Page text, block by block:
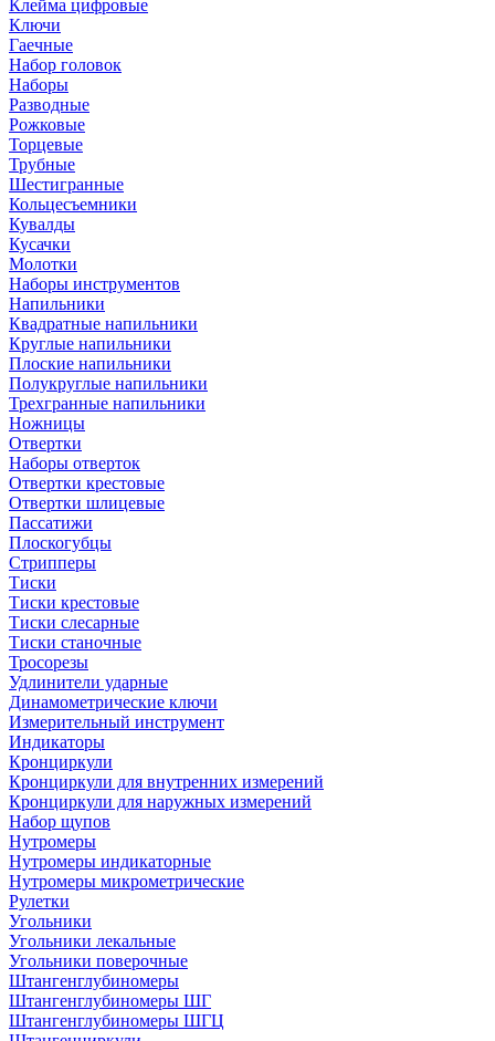
Клейма цифровые
Ключи
Гаечные
Набор головок
Наборы
Разводные
Рожковые
Торцевые
Трубные
Шестигранные
Кольцесъемники
Кувалды
Кусачки
Молотки
Наборы инструментов
Напильники
Квадратные напильники
Круглые напильники
Плоские напильники
Полукруглые напильники
Трехгранные напильники
Ножницы
Отвертки
Наборы отверток
Отвертки крестовые
Отвертки шлицевые
Пассатижи
Плоскогубцы
Стрипперы
Тиски
Тиски крестовые
Тиски слесарные
Тиски станочные
Тросорезы
Удлинители ударные
Динамометрические ключи
Измерительный инструмент
Индикаторы
Кронциркули
Кронциркули для внутренних измерений
Кронциркули для наружных измерений
Набор щупов
Нутромеры
Нутромеры индикаторные
Нутромеры микрометрические
Рулетки
Угольники
Угольники лекальные
Угольники поверочные
Штангенглубиномеры
Штангенглубиномеры ШГ
Штангенглубиномеры ШГЦ